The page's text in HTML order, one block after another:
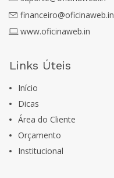
financeiro@oficinaweb.in
www.oficinaweb.in
Links Úteis
Início
Dicas
Área do Cliente
Orçamento
Institucional